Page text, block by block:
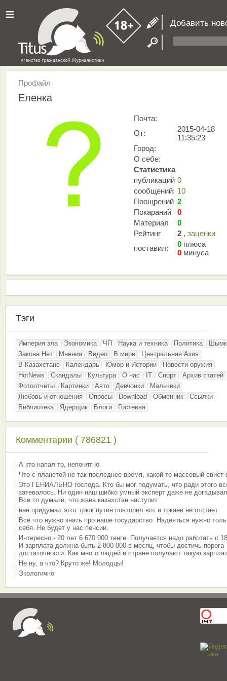
≡ Добавить
Профайл
Еленка
Почта:
От:
2015-04-18
11:35:23
Город:
О себе:
Статистика
публикаций 0
сообщений: 10
Поощрений 2
Покараний
0
Материал
0
Рейтинг
2 , заценки
поставил:
0 плюса
0 минуса
Тэги
Империя зла Экономика ЧП Наука и техника Политика
Закона.Нет
Мнения Видео В мире
Центральная Азия
В Казахстане
Календарь Юмор и Истории
Новости оружия
HotNews
Скандалы Культура О нас IT Спорт
Архив статей
Фотоотчёты
Картинки Авто Девчонки
Мальчики
Любовь и отношения
Опросы Download Обменник
Ссылки
Библиотека
Ядерщик Блоги Гостевая
Комментарии ( 786821 )
А кто напал то, непонятно
Что с планетой не так последнее время, какой-то массовый свист
Это ГЕНИАЛЬНО господа. Кто бы мог подумать, что ради этого
затевалось. Ни один наш шибко умный эксперт даже не
Все то думали, что жана казахстан наступит
нан придумал этот трюк путин повторил вот и токаев не отстает
Всё что нужно знать про наше государство. Надеяться нужно
себя. Не будет у нас пенсии.
Интересно - 20 лет 6 670 000 тенге. Получается надо работать с
И зарплата должна быть 2 800 000 в месяц, чтобы достичь порога
достаточности. Как много людей в стране получают такую
Не ну, а что? Круто же! Молодцы!
Экологично